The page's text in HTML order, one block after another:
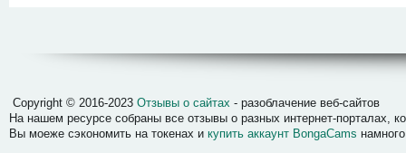
Отзывы о сайтах
Copyright © 2016-2023 Отзывы о сайтах - разоблачение веб-сайтов
На нашем ресурсе собраны все отзывы о разных интернет-
Вы моеже сэкономить на токенах и купить аккаунт BongaCams